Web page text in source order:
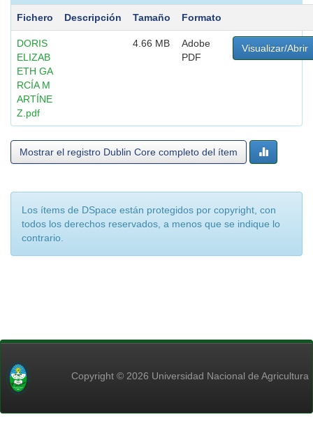
Fichero Descripción Tamaño Formato
DORIS
ELIZAB
ETH GA
RCÍA M
ARTÍNE
Z.pdf
4.66 MB
Adobe
PDF
Visualizar/Abrir
Mostrar el registro Dublin Core completo del ítem
Los ítems de DSpace están protegidos por copyright, con
todos los derechos reservados, a menos que se indique lo
contrario.
Copyright © 2026 Universidad Nacional de Agricultura